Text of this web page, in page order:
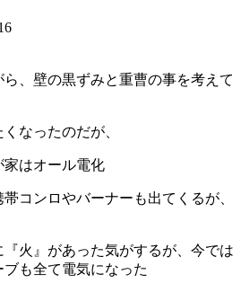
、壁の黒ずみと重曹の事を考えて
なったのだが、
家はオール電化
コンロやバーナーも出てくるが、
火』があった気がするが、今では
も全て電気になった